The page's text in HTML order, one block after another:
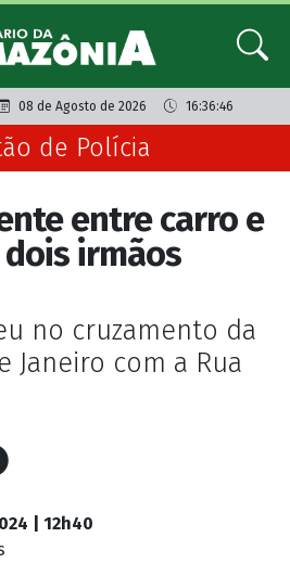
08 de Agosto de 2026 16:36:46
de Polícia
entre carro e
irmãos
no cruzamento da
Janeiro com a Rua
| 12h40